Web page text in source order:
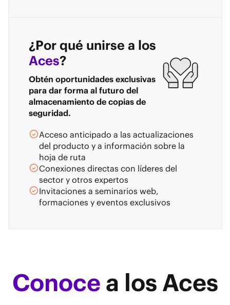
¿Por qué unirse a los
Aces?
Obtén oportunidades exclusivas
para dar forma al futuro del
almacenamiento de copias de
seguridad.
Acceso anticipado a las actualizaciones
del producto y a información sobre la
hoja de ruta
Conexiones directas con líderes del
sector y otros expertos
Invitaciones a seminarios web,
formaciones y eventos exclusivos
Conoce a los Aces